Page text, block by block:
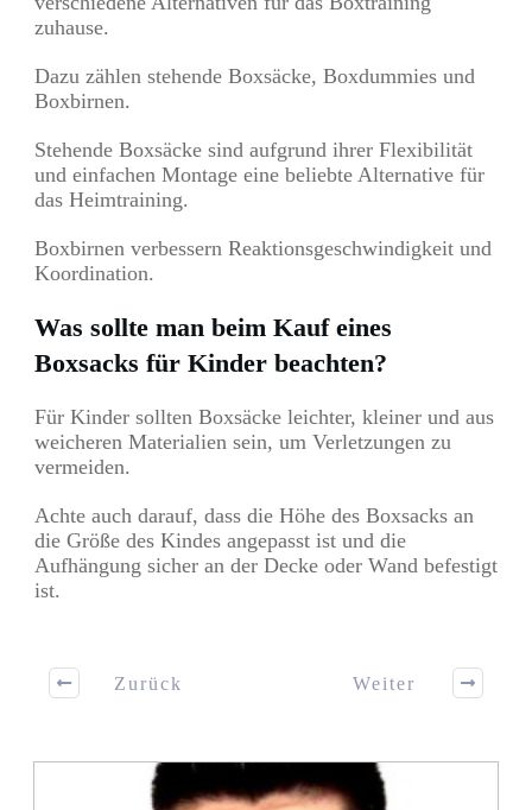
zuhause.
Dazu zählen stehende Boxsäcke, Boxdummies und
Boxbirnen.
Stehende Boxsäcke sind aufgrund ihrer Flexibilität
und einfachen Montage eine beliebte Alternative für
das Heimtraining.
Boxbirnen verbessern Reaktionsgeschwindigkeit und
Koordination.
Was sollte man beim Kauf eines
Boxsacks für Kinder beachten?
Für Kinder sollten Boxsäcke leichter, kleiner und aus
weicheren Materialien sein, um Verletzungen zu
vermeiden.
Achte auch darauf, dass die Höhe des Boxsacks an
die Größe des Kindes angepasst ist und die
Aufhängung sicher an der Decke oder Wand befestigt
ist.
Zurück Weiter